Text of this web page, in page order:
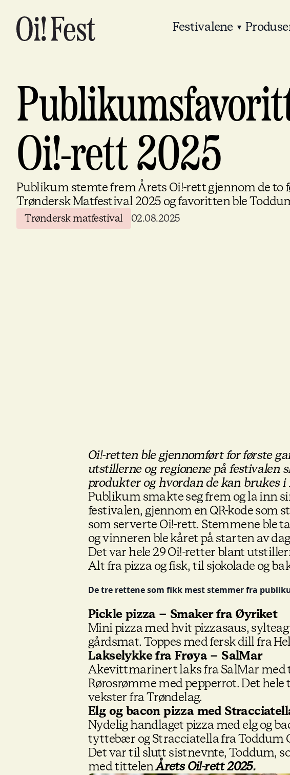
Festivalene ▾
Oi!-rett 2025
Publikum stemte frem Årets Oi!-rett gjennom de to
Trøndersk Matfestival 2025 og favoritten ble
Trøndersk matfestival 02.08.2025
Oi!-retten ble gjennomført for første
utstillerne og regionene på festivalen
produkter og hvordan de kan brukes
Publikum smakte seg frem og la inn
festivalen, gjennom en QR-kode som
som serverte Oi!-rett. Stemmene ble
og vinneren ble kåret på starten av
Det var hele 29 Oi!-retter blant
Alt fra pizza og fisk, til sjokolade og
De tre rettene som fikk mest stemmer fra
Pickle pizza – Smaker fra Øyriket
Mini pizza med hvit pizzasaus,
gårdsmat. Toppes med fersk dill fra
Lakselykke fra Frøya – SalMar
Akevittmarinert laks fra SalMar med
Rørosrømme med pepperrot. Det
vekster fra Trøndelag.
Elg og bacon pizza med
Nydelig handlaget pizza med elg og
tyttebær og Stracciatella fra Toddum
Det var til slutt sistnevnte, Toddum,
med tittelenÅrets Oi!-rett 2025.